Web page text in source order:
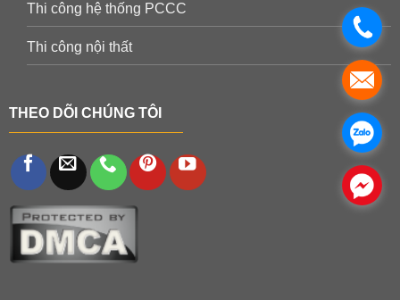
Thi công hệ thống PCCC
Thi công nội thất
THEO DÕI CHÚNG TÔI
.
.
.
.